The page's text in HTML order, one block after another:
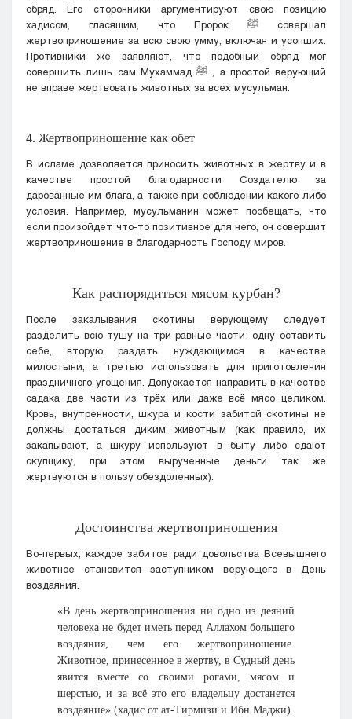
обряд. Его сторонники аргументируют свою позицию
хадисом, гласящим, что Пророк ﷺ совершал
жертвоприношение за всю свою умму, включая и усопших.
Противники же заявляют, что подобный обряд мог
совершить лишь сам Мухаммад ﷺ , а простой верующий
не вправе жертвовать животных за всех мусульман.
4. Жертвоприношение как обет
В исламе дозволяется приносить животных в жертву и в
качестве простой благодарности Создателю за
дарованные им блага, а также при соблюдении какого-либо
условия. Например, мусульманин может пообещать, что
если произойдет что-то позитивное для него, он совершит
жертвоприношение в благодарность Господу миров.
Как распорядиться мясом курбан?
После закалывания скотины верующему следует
разделить всю тушу на три равные части: одну оставить
себе, вторую раздать нуждающимся в качестве
милостыни, а третью использовать для приготовления
праздничного угощения. Допускается направить в качестве
садака две части из трёх или даже всё мясо целиком.
Кровь, внутренности, шкура и кости забитой скотины не
должны достаться диким животным (как правило, их
закапывают, а шкуру используют в быту либо сдают
скупщику, при этом вырученные деньги так же
жертвуются в пользу обездоленных).
Достоинства жертвоприношения
Во-первых, каждое забитое ради довольства Всевышнего
животное становится заступником верующего в День
воздаяния.
«В день жертвоприношения ни одно из деяний
человека не будет иметь перед Аллахом большего
воздаяния, чем его жертвоприношение.
Животное, принесенное в жертву, в Судный день
явится вместе со своими рогами, мясом и
шерстью, и за всё это его владельцу достанется
воздаяние» (хадис от ат-Тирмизи и Ибн Маджи).